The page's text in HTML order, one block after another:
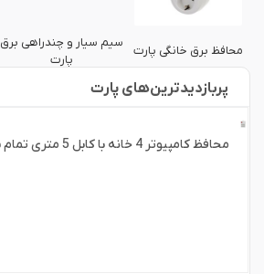
محافظ برق خانگی پارت
سیم سیار و چندراهی برق
پارت
پربازدید‌ترین‌های پارت
محافظ کامپیوتر 4 خانه با کابل 5 متری تمام سفید (پارت)